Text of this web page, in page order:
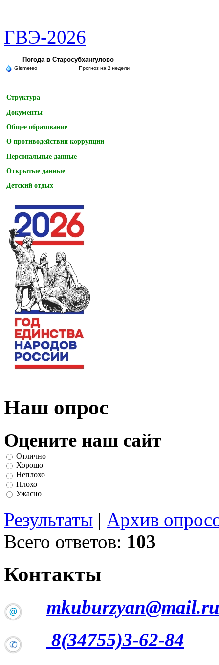
ГВЭ-2026
Погода в Старосубхангулово
Gismeteo Прогноз на 2 недели
Структура
Документы
Общее образование
О противодействии коррупции
Персональные данные
Открытые данные
Детский отдых
Наш опрос
Оцените наш сайт
Отлично
Хорошо
Неплохо
Плохо
Ужасно
Результаты | Архив
Всего ответов: 103
Контакты
mkuburzyan@mail.ru
8(34755)3-62-84